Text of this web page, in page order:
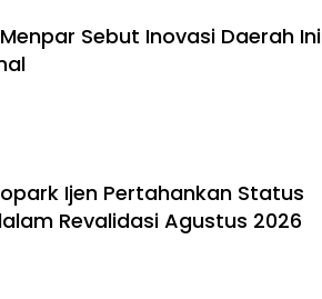
Sebut Inovasi Daerah Ini
Ijen Pertahankan Status
Revalidasi Agustus 2026